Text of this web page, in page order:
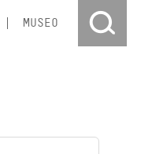
MUSEO